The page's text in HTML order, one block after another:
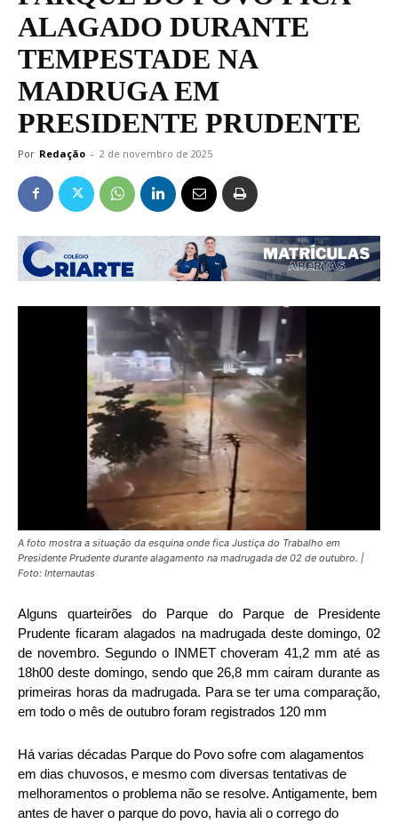
ALAGADO DURANTE
TEMPESTADE NA
MADRUGA EM
PRESIDENTE PRUDENTE
Por Redação - 2 de novembro de 2025
A foto mostra a situação da esquina onde fica Justiça do Trabalho em
Presidente Prudente durante alagamento na madrugada de 02 de outubro. |
Foto: Internautas
Alguns quarteirões do Parque do Parque de Presidente
Prudente ficaram alagados na madrugada deste domingo, 02
de novembro. Segundo o INMET choveram 41,2 mm até as
18h00 deste domingo, sendo que 26,8 mm cairam durante as
primeiras horas da madrugada. Para se ter uma comparação,
em todo o mês de outubro foram registrados 120 mm
Há varias décadas Parque do Povo sofre com alagamentos
em dias chuvosos, e mesmo com diversas tentativas de
melhoramentos o problema não se resolve. Antigamente, bem
antes de haver o parque do povo, havia ali o corrego do